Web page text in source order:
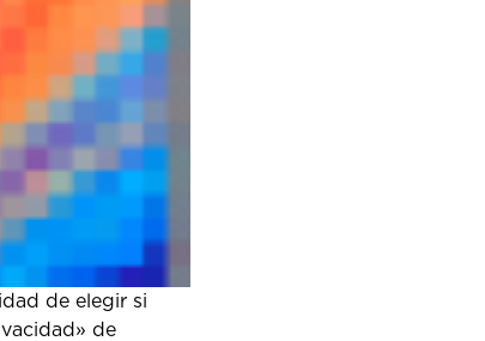
de elegir si
de